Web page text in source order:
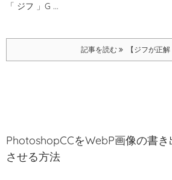
「 ジフ 」 G ...
記事を読む 【ジフが正解
PhotoshopCCをWebP画像の書
させる方法